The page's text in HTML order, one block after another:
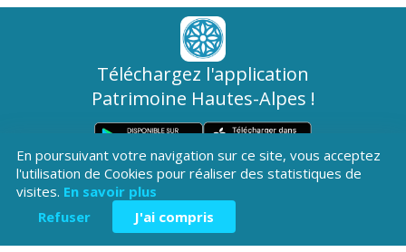
Téléchargez l'application
Patrimoine Hautes-Alpes !
En poursuivant votre navigation sur ce site, vous acceptez
l'utilisation de Cookies pour réaliser des statistiques de
visites. En savoir plus
Refuser
J'ai compris